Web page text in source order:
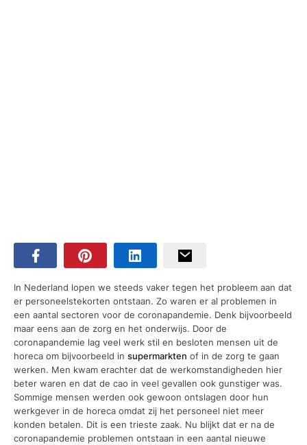
In Nederland lopen we steeds vaker tegen het probleem aan dat
er personeelstekorten ontstaan. Zo waren er al problemen in
een aantal sectoren voor de coronapandemie. Denk bijvoorbeeld
maar eens aan de zorg en het onderwijs. Door de
coronapandemie lag veel werk stil en besloten mensen uit de
horeca om bijvoorbeeld in supermarkten of in de zorg te gaan
werken. Men kwam erachter dat de werkomstandigheden hier
beter waren en dat de cao in veel gevallen ook gunstiger was.
Sommige mensen werden ook gewoon ontslagen door hun
werkgever in de horeca omdat zij het personeel niet meer
konden betalen. Dit is een trieste zaak. Nu blijkt dat er na de
coronapandemie problemen ontstaan in een aantal nieuwe